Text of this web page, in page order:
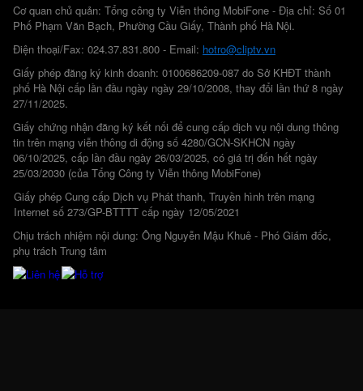
Cơ quan chủ quản: Tổng công ty Viễn thông MobiFone - Địa chỉ: Số 01
Phố Phạm Văn Bạch, Phường Cầu Giấy, Thành phố Hà Nội.
Điện thoại/Fax: 024.37.831.800 - Email: hotro@cliptv.vn
Giấy phép đăng ký kinh doanh: 0100686209-087 do Sở KHĐT thành
phố Hà Nội cấp lần đầu ngày ngày 29/10/2008, thay đổi lần thứ 8 ngày
27/11/2025.
Giấy chứng nhận đăng ký kết nối để cung cấp dịch vụ nội dung thông
tin trên mạng viễn thông di động số 4280/GCN-SKHCN ngày
06/10/2025, cấp lần đầu ngày 26/03/2025, có giá trị đến hết ngày
25/03/2030 (của Tổng Công ty Viễn thông MobiFone)
Giấy phép Cung cấp Dịch vụ Phát thanh, Truyền hình trên mạng
Internet số 273/GP-BTTTT cấp ngày 12/05/2021
Chịu trách nhiệm nội dung: Ông Nguyễn Mậu Khuê - Phó Giám đốc,
phụ trách Trung tâm